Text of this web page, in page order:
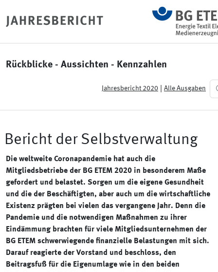
Rückblicke - Aussichten - Kennzahlen
Jahresbericht 2020 Alle Ausgaben
Bericht der Selbstverwaltung
Die weltweite Coronapandemie hat auch die
Mitgliedsbetriebe der BG ETEM 2020 in besonderem Maße
gefordert und belastet. Sorgen um die eigene Gesundheit
und die der Beschäftigten, aber auch um die wirtschaftliche
Existenz prägten bei vielen das vergangene Jahr. Denn die
Pandemie und die notwendigen Maßnahmen zu ihrer
Eindämmung brachten für viele Mitgliedsunternehmen der
BG ETEM schwerwiegende finanzielle Belastungen mit sich.
Darauf reagierte der Vorstand und beschloss, den
Beitragsfuß für die Eigenumlage wie in den beiden